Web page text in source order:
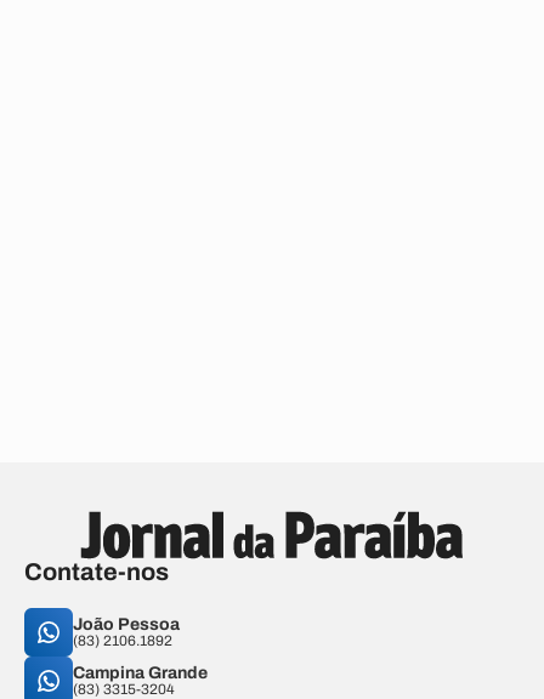
Contate-nos
João Pessoa
(83) 2106.1892
Campina Grande
(83) 3315-3204